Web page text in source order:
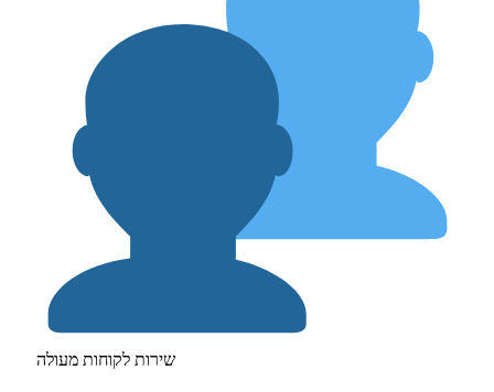
שירות לקוחות מעולה